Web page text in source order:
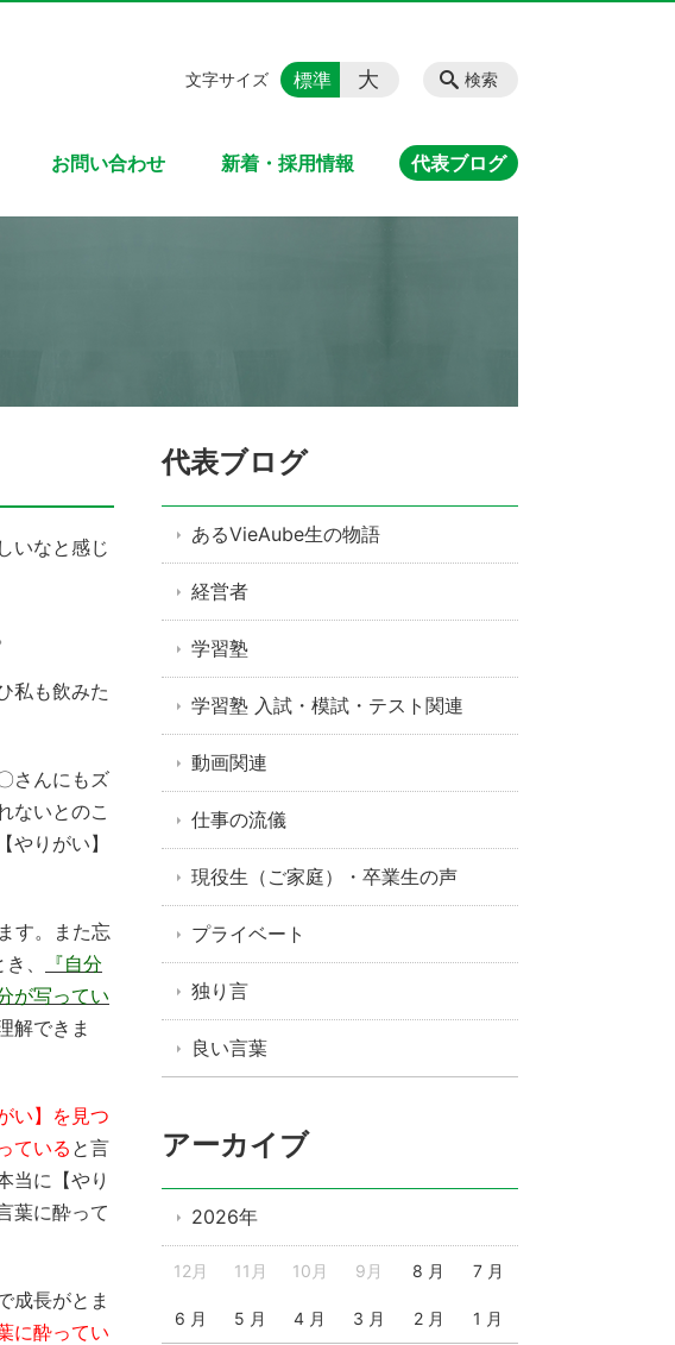
お問い合わせ 新着・採用情報 代表ブログ
検索
文字サイズ 標準 大
いなと感じ
私も飲みた
さんにもズ
ないとのこ
りがい】
す。また忘
、
『自分
が写ってい
解できま
い】を見つ
ている と言
当に【やり
葉に酔って
成長がとま
に酔ってい
代表ブログ
あるVieAube生の物語
経営者
学習塾
学習塾 入試・模試・テスト関連
動画関連
仕事の流儀
現役生（ご家庭）・卒業生の声
プライベート
独り言
良い言葉
アーカイブ
2026年
12月 11月 10月 9月 8 月 7 月
6 月 5 月 4 月 3 月 2 月 1 月